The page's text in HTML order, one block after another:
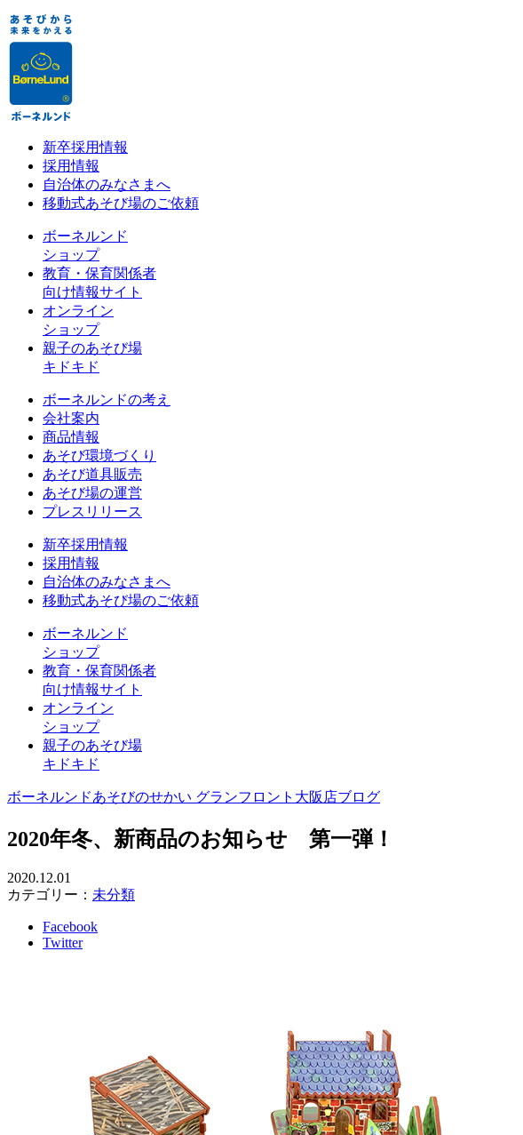
新卒採用情報
採用情報
自治体のみなさまへ
移動式あそび場のご依頼
ボーネルンド
ショップ
教育・保育関係者
向け情報サイト
オンライン
ショップ
親子のあそび場
キドキド
ボーネルンドの考え
会社案内
商品情報
あそび環境づくり
あそび道具販売
あそび場の運営
プレスリリース
新卒採用情報
採用情報
自治体のみなさまへ
移動式あそび場のご依頼
ボーネルンド
ショップ
教育・保育関係者
向け情報サイト
オンライン
ショップ
親子のあそび場
キドキド
ボーネルンドあそびのせかい グランフロント大阪店ブログ
2020年冬、新商品のお知らせ 第一弾！
2020.12.01
カテゴリー： 未分類
Facebook
Twitter